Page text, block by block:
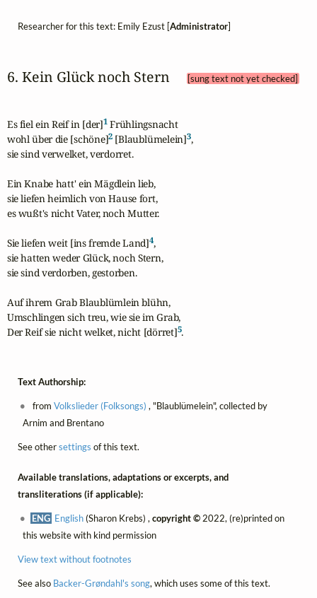
Researcher for this text: Emily Ezust [Administrator]
6. Kein Glück noch Stern [sung text not yet checked]
Es fiel ein Reif in [der]1 Frühlingsnacht
wohl über die [schöne]2 [Blaublümelein]3,
sie sind verwelket, verdorret.
Ein Knabe hatt' ein Mägdlein lieb,
sie liefen heimlich von Hause fort,
es wußt's nicht Vater, noch Mutter.
Sie liefen weit [ins fremde Land]4,
sie hatten weder Glück, noch Stern,
sie sind verdorben, gestorben.
Auf ihrem Grab Blaublümlein blühn,
Umschlingen sich treu, wie sie im Grab,
Der Reif sie nicht welket, nicht [dörret]5.
Text Authorship:
from Volkslieder (Folksongs) , "Blaublümelein", collected by
Arnim and Brentano
See othersettings of this text.
Available translations, adaptations or excerpts, and
transliterations (if applicable):
ENG English(Sharon Krebs) ,copyright © 2022, (re)printed on
this website with kind permission
View text without footnotes
See also Backer-Grøndahl's song, which uses some of this text.